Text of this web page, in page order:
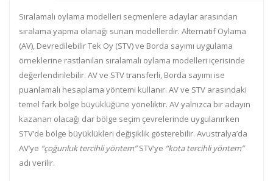
Sıralamalı oylama modelleri seçmenlere adaylar arasından
sıralama yapma olanağı sunan modellerdir. Alternatif Oylama
(AV), Devredilebilir Tek Oy (STV) ve Borda sayımı uygulama
örneklerine rastlanılan sıralamalı oylama modelleri içerisinde
değerlendirilebilir. AV ve STV transferli, Borda sayımı ise
puanlamalı hesaplama yöntemi kullanır. AV ve STV arasındaki
temel fark bölge büyüklüğüne yöneliktir. AV yalnızca bir adayın
kazanan olacağı dar bölge seçim çevrelerinde uygulanırken
STV’de bölge büyüklükleri değişiklik gösterebilir. Avustralya’da
AV’ye “çoğunluk tercihli yöntem”STV’ye “kota tercihli yöntem”
adı verilir.